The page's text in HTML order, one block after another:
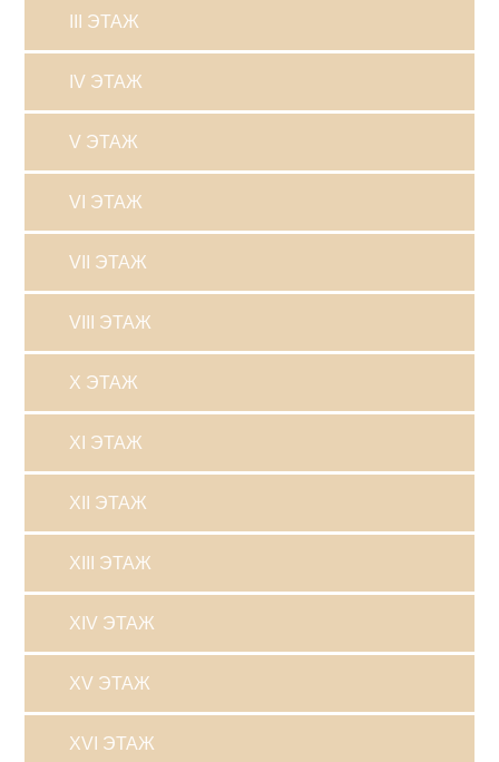
III ЭТАЖ
IV ЭТАЖ
V ЭТАЖ
VI ЭТАЖ
VII ЭТАЖ
VIII ЭТАЖ
X ЭТАЖ
XI ЭТАЖ
XII ЭТАЖ
XIII ЭТАЖ
XIV ЭТАЖ
XV ЭТАЖ
XVI ЭТАЖ